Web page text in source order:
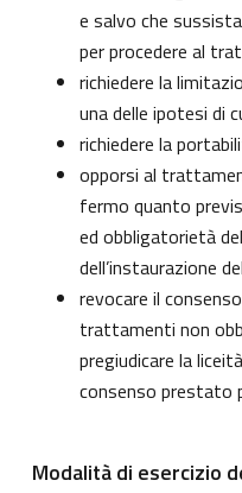
e salvo che
per procedere al
richiedere la
una delle ipotesi di
richiedere la
opporsi al
fermo quanto
ed obbligatorietà
dell’instaurazione
revocare il
trattamenti non
pregiudicare la
consenso prestato
Modalità di esercizio